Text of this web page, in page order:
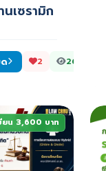
เซรามิก
2 269
ยน 3,600 บาท